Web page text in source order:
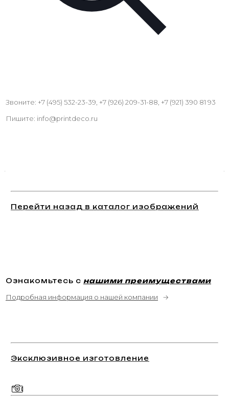
Звоните: +7 (495) 532-23-39, +7 (926) 209-31-88, +7 (921) 390 81 93
Пишите: info@printdeco.ru
Перейти назад в каталог изображений
Ознакомьтесь с нашими преимуществами
Подробная информация о нашей компании →
Эксклюзивное изготовление